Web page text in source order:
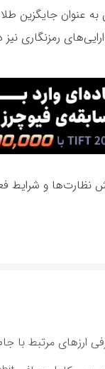
رمزنگاری نیز
و شرایط فعلی،